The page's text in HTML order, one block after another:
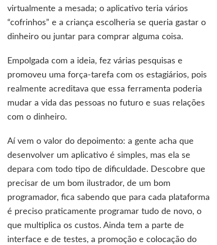
virtualmente a mesada; o aplicativo teria vários
“cofrinhos” e a criança escolheria se queria gastar o
dinheiro ou juntar para comprar alguma coisa.
Empolgada com a ideia, fez várias pesquisas e
promoveu uma força-tarefa com os estagiários, pois
realmente acreditava que essa ferramenta poderia
mudar a vida das pessoas no futuro e suas relações
com o dinheiro.
Aí vem o valor do depoimento: a gente acha que
desenvolver um aplicativo é simples, mas ela se
depara com todo tipo de dificuldade. Descobre que
precisar de um bom ilustrador, de um bom
programador, fica sabendo que para cada plataforma
é preciso praticamente programar tudo de novo, o
que multiplica os custos. Ainda tem a parte de
interface e de testes, a promoção e colocação do